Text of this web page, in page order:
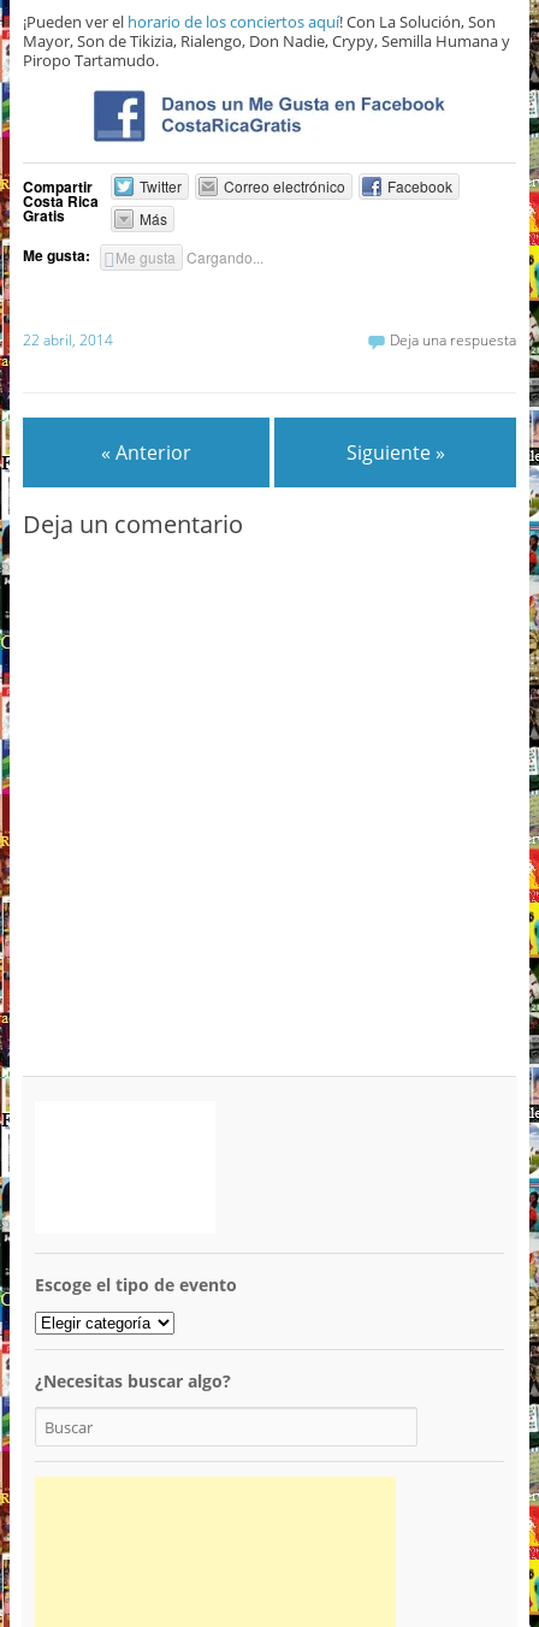
¡Pueden ver el horario de los conciertos aquí! Con La Solución, Son
Mayor, Son de Tikizia, Rialengo, Don Nadie, Crypy, Semilla Humana y
Piropo Tartamudo.
Compartir
Costa Rica
Gratis
Twitter Correo electrónico
Facebook
Más
Me gusta: Me gusta Cargando...
22 abril, 2014 Deja una respuesta
« Anterior Siguiente »
Deja un comentario
Escoge el tipo de evento
¿Necesitas buscar algo?